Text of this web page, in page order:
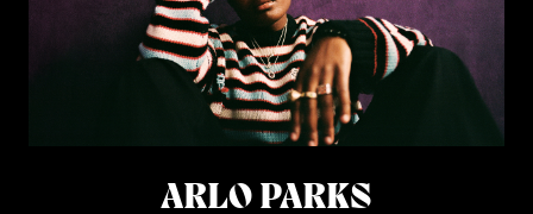
ARLO PARKS